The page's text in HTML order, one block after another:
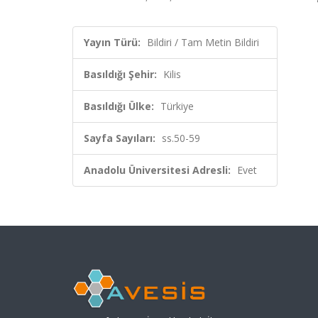
Yayın Türü: Bildiri / Tam Metin Bildiri
Basıldığı Şehir: Kilis
Basıldığı Ülke: Türkiye
Sayfa Sayıları: ss.50-59
Anadolu Üniversitesi Adresli: Evet